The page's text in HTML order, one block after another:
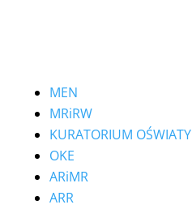
MEN
MRiRW
KURATORIUM OŚWIATY
OKE
ARiMR
ARR